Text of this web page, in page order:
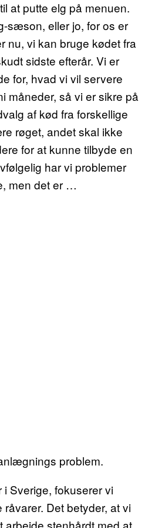
at putte elg på menuen.
sæson, eller jo, for os er
nu, vi kan bruge kødet fra
sidste efterår. Vi er
for, hvad vi vil servere
måneder, så vi er sikre på
af kød fra forskellige
røget, andet skal ikke
for at kunne tilbyde en
har vi problemer
men det er …
problem.
i Sverige, fokuserer vi
Det betyder, at vi
arbejde stenhårdt med at